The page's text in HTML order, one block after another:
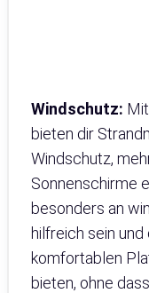
Windschutz:
bieten dir
Windschutz,
Sonnenschirme
besonders an
hilfreich sein und
komfortablen
bieten, ohne